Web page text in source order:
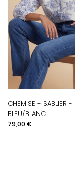
CHEMISE - SABLIER -
BLEU/BLANC
Prix
79,00 €